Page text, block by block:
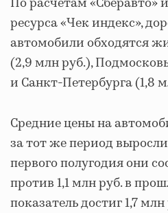
ресурса «Чек индекс»,
автомобили обходятся
(2,9 млн руб.),
и Санкт-Петербурга (1,8
Средние цены на
за тот же период
первого полугодия они
против 1,1 млн руб. в
показатель достиг 1,7